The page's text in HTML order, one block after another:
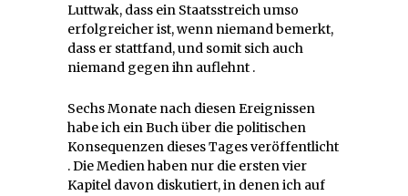
Luttwak, dass ein Staatsstreich umso
erfolgreicher ist, wenn niemand bemerkt,
dass er stattfand, und somit sich auch
niemand gegen ihn auflehnt .
Sechs Monate nach diesen Ereignissen
habe ich ein Buch über die politischen
Konsequenzen dieses Tages veröffentlicht
. Die Medien haben nur die ersten vier
Kapitel davon diskutiert, in denen ich auf